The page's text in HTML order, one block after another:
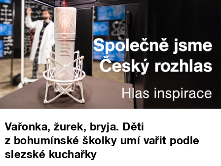
Vařonka, žurek, bryja. Děti
z bohumínské školky umí vařit podle
slezské kuchařky